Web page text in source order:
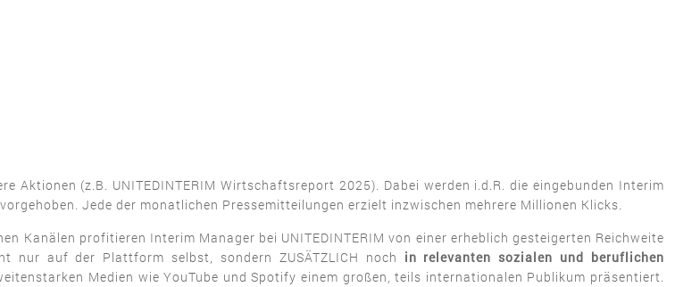
Aktionen (z.B. UNITEDINTERIM Wirtschaftsreport 2025). Dabei werden i.d.R. die eingebunden Interim
Jede der monatlichen Pressemitteilungen erzielt inzwischen mehrere Millionen Klicks.
Kanälen profitieren Interim Manager bei UNITEDINTERIM von einer erheblich gesteigerten Reichweite
nur auf der Plattform selbst, sondern ZUSÄTZLICH noch in relevanten sozialen und beruflichen
Medien wie YouTube und Spotify einem großen, teils internationalen Publikum präsentiert.